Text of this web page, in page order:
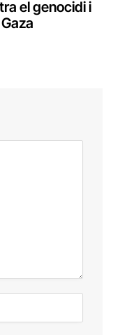
el genocidi i